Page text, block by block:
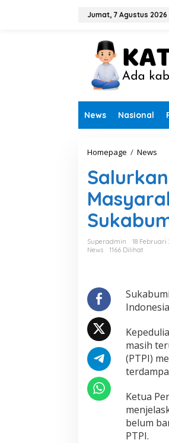
Jumat, 7 Agustus 2026
News Nasional
Homepage / News
l
u
r
k
a
n
B
a
B
h
a
n
o
o
k
,
Superadmin
18 Februari
News
1166 Dilihat
masih
(PTPI)
Ketua
belum
PTPI.